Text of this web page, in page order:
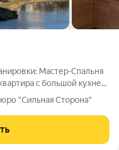
Мастер-Спальня
с большой кухней-
с современным
продается в статусном
"Сильная Сторона"